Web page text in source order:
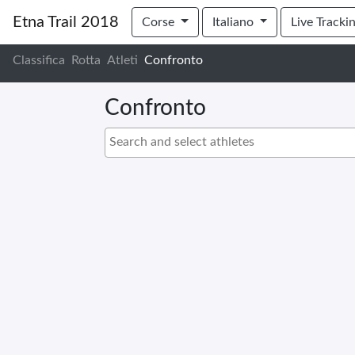
Etna Trail 2018 Corse Italiano Live
Classifica Rotta Atleti Confronto
Confronto